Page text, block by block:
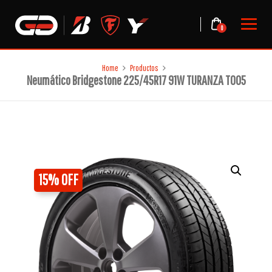
content
0
Home Productos
Neumático Bridgestone 225/45R17 91W TURANZA T005
15% OFF